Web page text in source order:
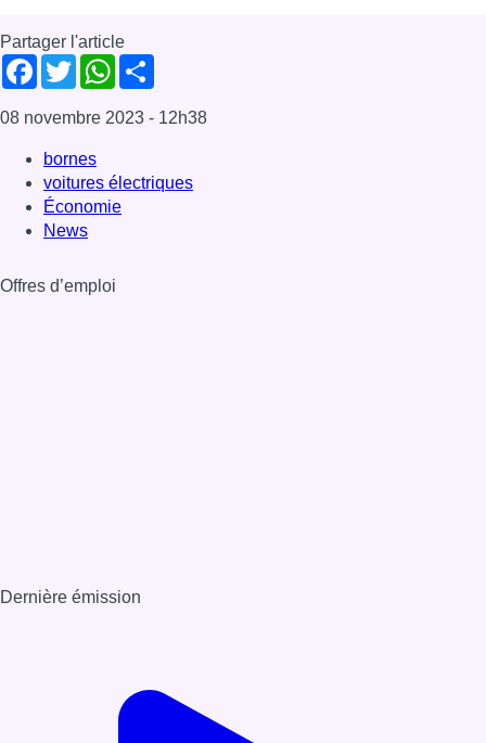
Partager l'article
Facebook
TwitterWhatsApp
08 novembre 2023 - 12h38
bornes
voitures électriques
Économie
News
Offres d’emploi
Dernière émission